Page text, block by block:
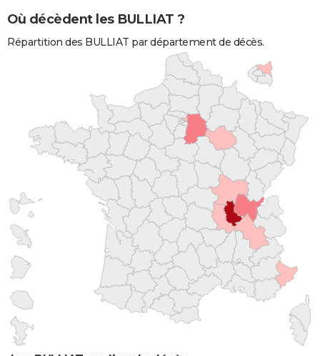
Où décèdent les BULLIAT ?
Répartition des BULLIAT par département de décès.